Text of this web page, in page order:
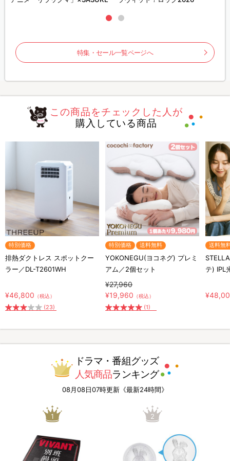
特集・セール一覧ページへ
この商品をチェックした人が
購入している商品
特別価格
排熱ダクトレス スポットクー
ラー／DL-T2601WH
¥46,800 （税込）
(23)
特別価格 送料無料
YOKONEGU(ヨコネグ) プレミ
アム／2個セット
¥27,960
¥19,960 （税込）
(1)
送料無
テ) IPL
ドラマ・番組グッズ
人気商品ランキング
08月08日07時更新《最新24時間》
1 2